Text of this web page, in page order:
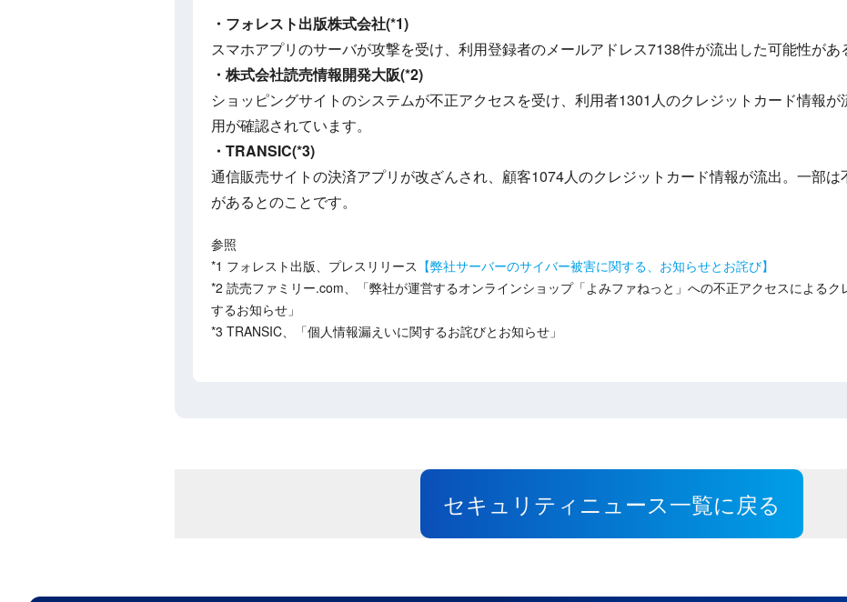
・フォレスト出版株式会社(*1)
スマホアプリのサーバが攻撃を受け、利用登録者のメールアドレス7138件が流出した可能性があ
・株式会社読売情報開発大阪(*2)
ショッピングサイトのシステムが不正アクセスを受け、利用者1301人のクレジットカード情報
用が確認されています。
・TRANSIC(*3)
通信販売サイトの決済アプリが改ざんされ、顧客1074人のクレジットカード情報が流出。一部
があるとのことです。
参照
*1 フォレスト出版、プレスリリース 【弊社サーバーのサイバー被害に関する、お知らせとお詫び】
*2 読売ファミリー.com、「弊社が運営するオンラインショップ「よみファねっと」への不正アクセスによるク
するお知らせ」
*3 TRANSIC、「個人情報漏えいに関するお詫びとお知らせ」
セキュリティニュース一覧に戻る